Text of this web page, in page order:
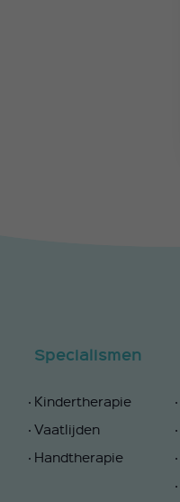
Specialismen
Kindertherapie
Vaatlijden
Handtherapie